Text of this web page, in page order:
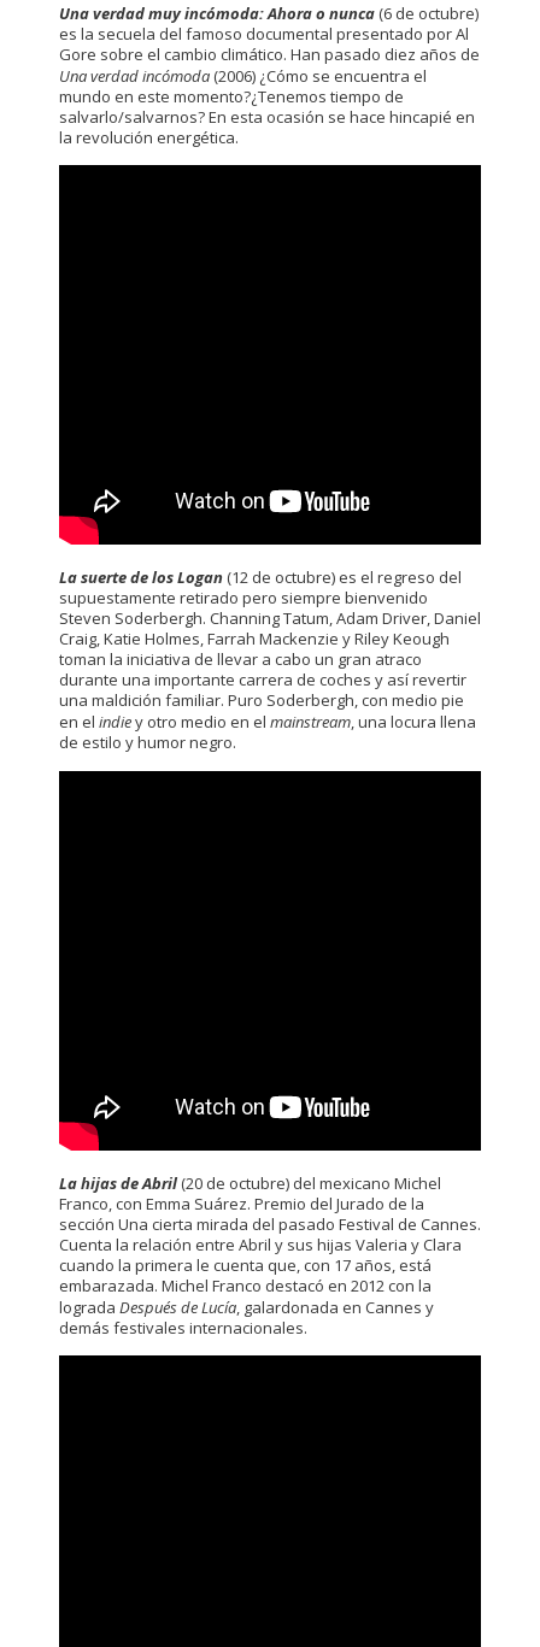
Una verdad muy incómoda: Ahora o nunca (6 de octubre)
es la secuela del famoso documental presentado por Al
Gore sobre el cambio climático. Han pasado diez años de
Una verdad incómoda (2006) ¿Cómo se encuentra el
mundo en este momento?¿Tenemos tiempo de
salvarlo/salvarnos? En esta ocasión se hace hincapié en
la revolución energética.
La suerte de los Logan (12 de octubre) es el regreso del
supuestamente retirado pero siempre bienvenido
Steven Soderbergh. Channing Tatum, Adam Driver, Daniel
Craig, Katie Holmes, Farrah Mackenzie y Riley Keough
toman la iniciativa de llevar a cabo un gran atraco
durante una importante carrera de coches y así revertir
una maldición familiar. Puro Soderbergh, con medio pie
en el indiey otro medio en el mainstream, una locura llena
de estilo y humor negro.
La hijas de Abril(20 de octubre) del mexicano Michel
Franco, con Emma Suárez. Premio del Jurado de la
sección Una cierta mirada del pasado Festival de Cannes.
Cuenta la relación entre Abril y sus hijas Valeria y Clara
cuando la primera le cuenta que, con 17 años, está
embarazada. Michel Franco destacó en 2012 con la
lograda Después de Lucía, galardonada en Cannes y
demás festivales internacionales.